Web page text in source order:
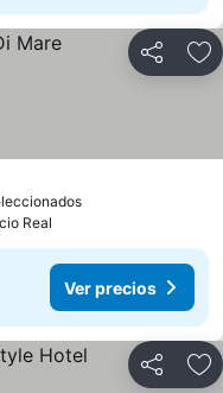
Compartir
Real
Ver precios
Compartir